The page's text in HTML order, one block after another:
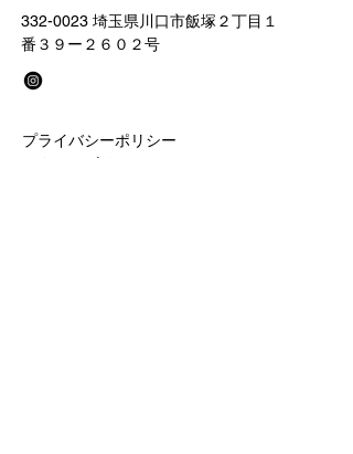
332-0023 埼玉県川口市飯塚２丁目１
番３９ー２６０２号
プライバシーポリシー
アクセシビリティステートメント